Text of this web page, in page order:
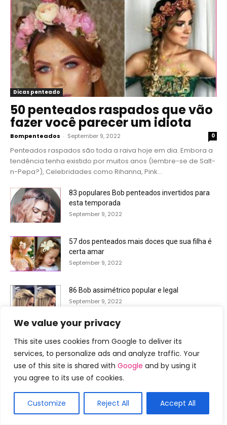
We value your privacy
This site uses cookies from Google to deliver its
services, to personalize ads and analyze traffic. Your
use of this site is shared with Google and by using it
you agree to its use of cookies.
Customize Reject All Accept All
Dicas penteado
50 penteados raspados que vão
fazer você parecer um idiota
Bompenteados - September 9, 2022 0
Penteados raspados são toda a raiva hoje em dia. Embora a
tendência tenha existido por muitos anos (lembre-se de Salt-
n-Pepa?), Celebridades como Rihanna, Pink...
83 populares Bob penteados invertidos para
esta temporada
September 9, 2022
57 dos penteados mais doces que sua filha é
certa amar
September 9, 2022
86 Bob assimétrico popular e legal
September 9, 2022
94 Idéias Incríveis De Trança De Rabo De Peixe
Com Tutoriais